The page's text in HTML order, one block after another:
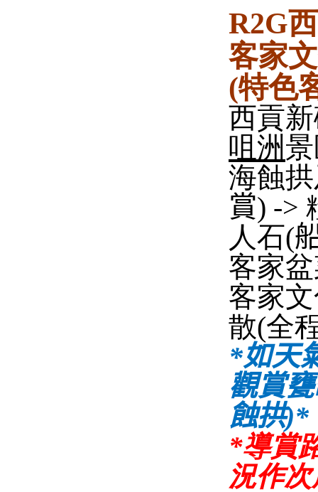
R2G
客家
(特色
西貢
咀洲
海蝕
賞) ->
人石(
客家
客家
散(全
*如天
觀賞
蝕拱)*
*導賞
況作